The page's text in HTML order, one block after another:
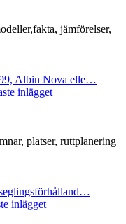
jämförelser,
Albin Nova elle…
inlägget
platser, ruttplanering
inlägget